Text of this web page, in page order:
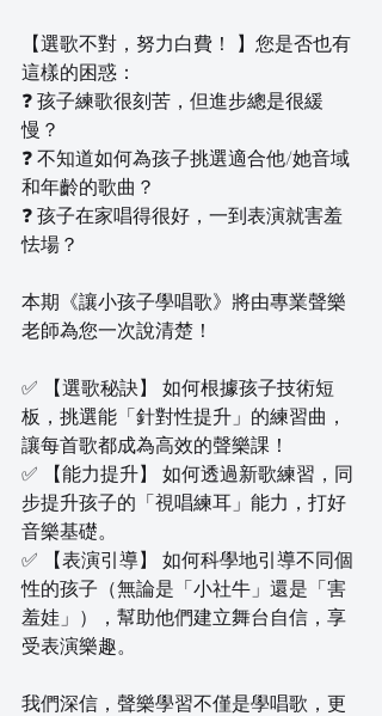
【選歌不對，努力白費！ 】您是否也有
這樣的困惑：
❓ 孩子練歌很刻苦，但進步總是很緩
慢？
❓ 不知道如何為孩子挑選適合他/她音域
和年齡的歌曲？
❓ 孩子在家唱得很好，一到表演就害羞
怯場？
本期《讓小孩子學唱歌》將由專業聲樂
老師為您一次說清楚！
✅ 【選歌秘訣】 如何根據孩子技術短
板，挑選能「針對性提升」的練習曲，
讓每首歌都成為高效的聲樂課！
✅ 【能力提升】 如何透過新歌練習，同
步提升孩子的「視唱練耳」能力，打好
音樂基礎。
✅ 【表演引導】 如何科學地引導不同個
性的孩子（無論是「小社牛」還是「害
羞娃」），幫助他們建立舞台自信，享
受表演樂趣。
我們深信，聲樂學習不僅是學唱歌，更